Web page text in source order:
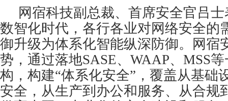
网宿科技副总裁、首席安全官吕
数智化时代，各行各业对网络安全的
御升级为体系化智能纵深防御。网宿
势，通过落地SASE、WAAP、MSS
构，构建“体系化安全”，覆盖从基础
安全，从生产到办公和服务、从合规